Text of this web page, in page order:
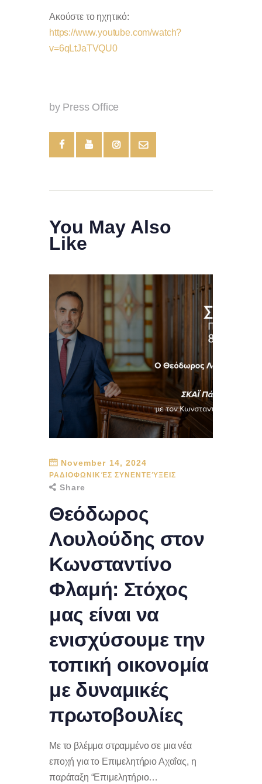
Ακούστε το ηχητικό:
https://www.youtube.com/watch?
v=6qLtJaTVQU0
by Press Office
You May Also
Like
November 14, 2024
ΡΑΔΙΟΦΩΝΙΚΈΣ ΣΥΝΕΝΤΕΎΞΕΙΣ
Share
Θεόδωρος
Λουλούδης στον
Κωνσταντίνο
Φλαμή: Στόχος
μας είναι να
ενισχύσουμε την
τοπική οικονομία
με δυναμικές
πρωτοβουλίες
Με το βλέμμα στραμμένο σε μια νέα
εποχή για το Επιμελητήριο Αχαΐας, η
παράταξη “Επιμελητήριο…